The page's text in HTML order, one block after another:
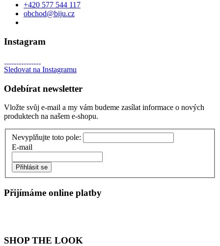
+420 577 544 117
obchod@biju.cz
Instagram
Sledovat na Instagramu
Odebírat newsletter
Vložte svůj e-mail a my vám budeme zasílat informace o nových
produktech na našem e-shopu.
Nevyplňujte toto pole:
E-mail
Přihlásit se
Přijímáme online platby
SHOP THE LOOK